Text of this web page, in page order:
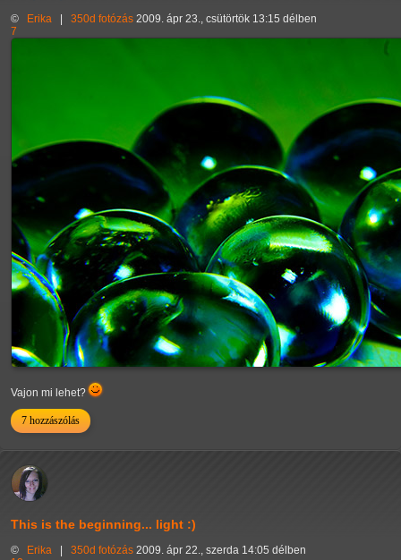
© Erika 350d fotózás 2009. ápr 23., csütörtök 13:15 délben
7
Vajon mi lehet?
7 hozzászólás
This is the beginning... light :)
© Erika 350d fotózás 2009. ápr 22., szerda 14:05 délben